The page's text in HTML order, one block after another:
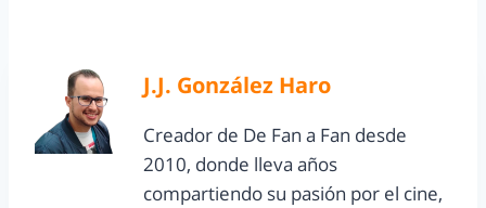
J.J. González Haro
Creador de De Fan a Fan desde
2010, donde lleva años
compartiendo su pasión por el cine,